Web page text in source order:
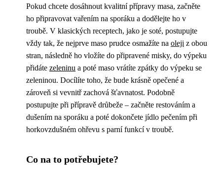
Pokud chcete dosáhnout kvalitní přípravy masa, začněte
ho připravovat vařením na sporáku a dodělejte ho v
troubě. V klasických receptech, jako je soté, postupujte
vždy tak, že nejprve maso prudce osmažíte na oleji z obou
stran, následně ho vložíte do připravené misky, do výpeku
přidáte zeleninu a poté maso vrátíte zpátky do výpeku se
zeleninou. Docílíte toho, že bude krásně opečené a
zároveň si vevnitř zachová šťavnatost. Podobně
postupujte při přípravě drůbeže – začněte restováním a
dušením na sporáku a poté dokončete jídlo pečením při
horkovzdušném ohřevu s parní funkcí v troubě.
Co na to potřebujete?